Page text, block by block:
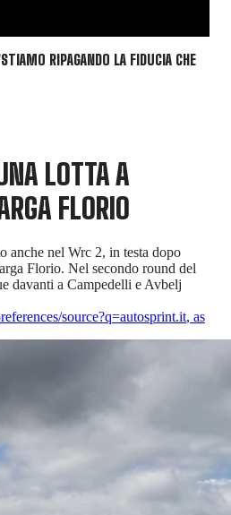
RIPAGANDO LA FIDUCIA CHE
LOTTA A
FLORIO
anche nel Wrc 2, in testa dopo
Florio. Nel secondo round del
davanti a Campedelli e Avbelj
source?q=autosprint.it, as